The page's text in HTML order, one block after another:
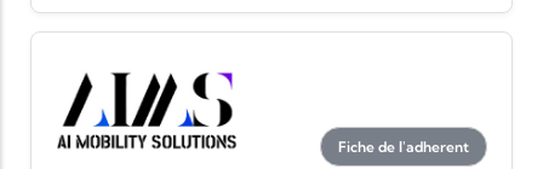
Fiche de l'adherent